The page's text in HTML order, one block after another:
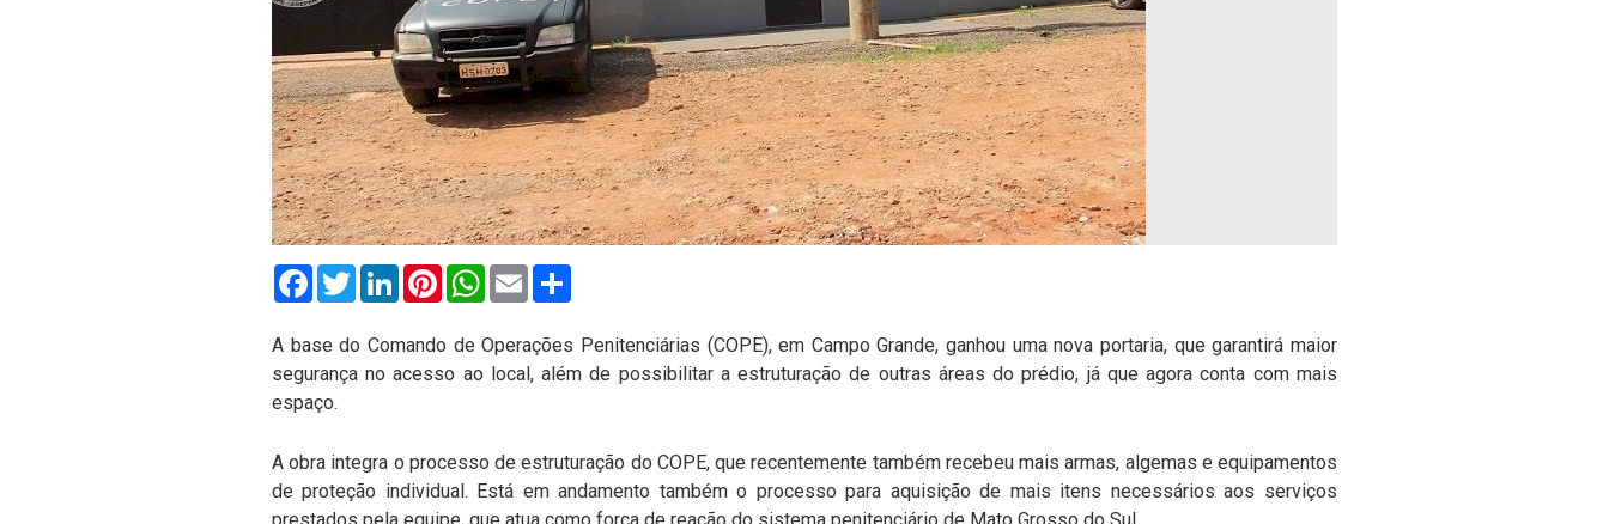
FacebookTwitterLinkedInPinterestWhatsApp
Email
A base do Comando de Operações Penitenciárias (COPE), em Campo Grande, ganhou uma nova portaria, que garantirá maior
segurança no acesso ao local, além de possibilitar a estruturação de outras áreas do prédio, já que agora conta com mais
espaço.
A obra integra o processo de estruturação do COPE, que recentemente também recebeu mais armas, algemas e equipamentos
de proteção individual. Está em andamento também o processo para aquisição de mais itens necessários aos serviços